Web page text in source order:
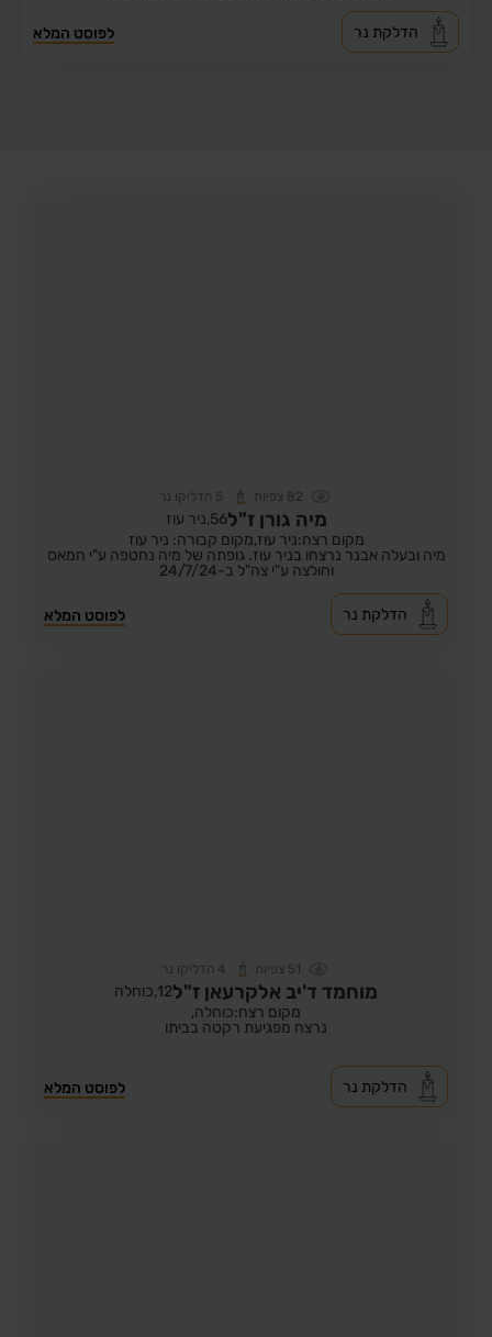
לפוסט המלא הדלקת נר
82 צפיות 5 הדליקו נר
מיה גורן ז"ל56, ניר עוז
מקום רצח:ניר עוז,מקום קבורה: ניר עוז
מיה ובעלה אבנר נרצחו בניר עוז. גופתה של מיה נחטפה ע"י חמאס
וחולצה ע"י צה"ל ב-24/7/24
לפוסט המלא הדלקת נר
51 צפיות 4 הדליקו נר
מוחמד ד'יב אלקרעאן ז"ל12, כוחלה
מקום רצח:כוחלה,
נרצח מפגיעת רקטה בביתו
לפוסט המלא הדלקת נר